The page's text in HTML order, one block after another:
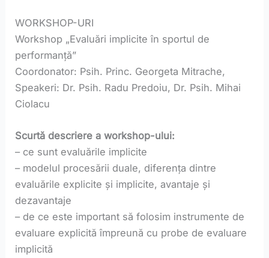
WORKSHOP-URI
Workshop „Evaluări implicite în sportul de
performanță”
Coordonator: Psih. Princ. Georgeta Mitrache,
Speakeri: Dr. Psih. Radu Predoiu, Dr. Psih. Mihai
Ciolacu
Scurtă descriere a workshop-ului:
– ce sunt evaluările implicite
– modelul procesării duale, diferența dintre
evaluările explicite și implicite, avantaje și
dezavantaje
– de ce este important să folosim instrumente de
evaluare explicită împreună cu probe de evaluare
implicită